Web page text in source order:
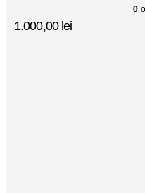
0
1.000,00 lei